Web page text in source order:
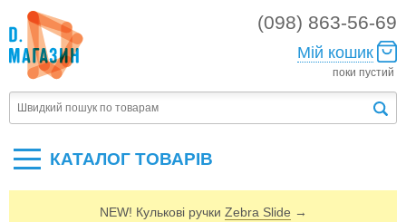
(098) 863-56-69
Мій кошик
поки пустий
КАТАЛОГ ТОВАРIВ
NEW! Кулькові ручки Zebra Slide →